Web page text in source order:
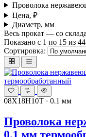
Проволока
Цена, ₽
Диаметр, мм
Весь прокат — со
Показано с 1 по 15 из
Сортировка:
08Х18Н10Т · 0.1 мм
Проволока
0.1 мм